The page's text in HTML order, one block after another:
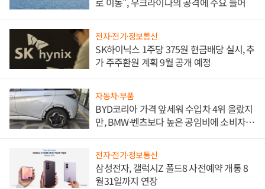
전자·전기·정보통신
SK하이닉스 1주당 375원 현금배당 실시, 추
가 주주환원 계획 9월 공개 예정
자동차·부품
BYD코리아 가격 앞세워 수입차 4위 올랐지
만, BMW·벤츠보다 높은 공임비에 소비자
전자·전기·정보통신
삼성전자, 갤럭시Z 폴드8 사전예약 개통 8
월31일까지 연장